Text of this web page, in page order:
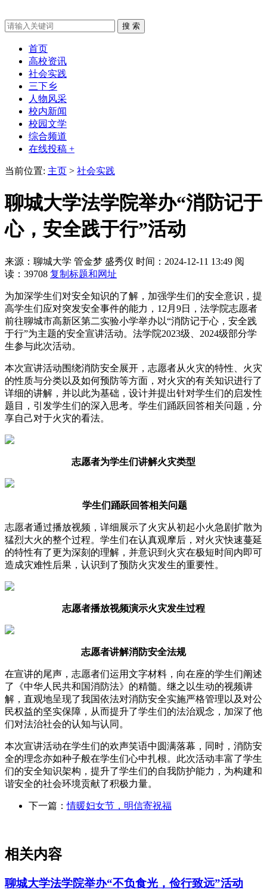
首页
高校资讯
社会实践
三下乡
人物风采
校内新闻
校园文学
综合频道
在线投稿 +
当前位置: 主页 > 社会实践
聊城大学法学院举办“消防记于
心，安全践于行”活动
来源：聊城大学 管金梦 盛秀仪 时间：2024-12-11 13:49 阅
读：39708 复制标题和网址
为加深学生们对安全知识的了解，加强学生们的安全意识，提
高学生们应对突发安全事件的能力，12月9日，法学院志愿者
前往聊城市高新区第二实验小学举办以“消防记于心，安全践
于行”为主题的安全宣讲活动。法学院2023级、2024级部分学
生参与此次活动。
本次宣讲活动围绕消防安全展开，志愿者从火灾的特性、火灾
的性质与分类以及如何预防等方面，对火灾的有关知识进行了
详细的讲解，并以此为基础，设计并提出针对学生们的启发性
题目，引发学生们的深入思考。学生们踊跃回答相关问题，分
享自己对于火灾的看法。
志愿者为学生们讲解火灾类型
学生们踊跃回答相关问题
志愿者通过播放视频，详细展示了火灾从初起小火急剧扩散为
猛烈大火的整个过程。学生们在认真观摩后，对火灾快速蔓延
的特性有了更为深刻的理解，并意识到火灾在极短时间内即可
造成灾难性后果，认识到了预防火灾发生的重要性。
志愿者播放视频演示火灾发生过程
志愿者讲解消防安全法规
在宣讲的尾声，志愿者们运用文字材料，向在座的学生们阐述
了《中华人民共和国消防法》的精髓。继之以生动的视频讲
解，直观地呈现了我国依法对消防安全实施严格管理以及对公
民权益的坚实保障，从而提升了学生们的法治观念，加深了他
们对法治社会的认知与认同。
本次宣讲活动在学生们的欢声笑语中圆满落幕，同时，消防安
全的理念亦如种子般在学生们心中扎根。此次活动丰富了学生
们的安全知识架构，提升了学生们的自我防护能力，为构建和
谐安全的社会环境贡献了积极力量。
下一篇：情暖妇女节，明信寄祝福
相关内容
聊城大学法学院举办“不负食光，俭行致远”活动